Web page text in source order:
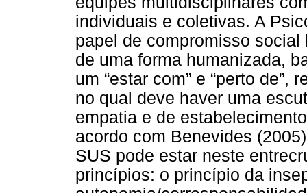
individuais e coletivas. A
papel de compromisso
de uma forma humanizada,
um “estar com” e “perto
no qual deve haver uma
empatia e de
acordo com Benevides
SUS pode estar neste
princípios: o princípio da